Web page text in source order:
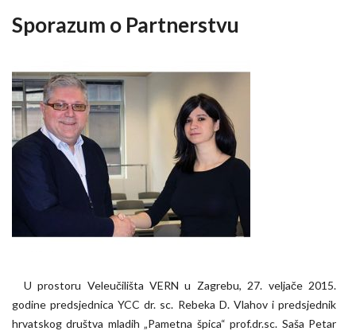
Sporazum o Partnerstvu
U prostoru Veleučilišta VERN u Zagrebu, 27. veljače 2015.
godine predsjednica YCC dr. sc. Rebeka D. Vlahov i predsjednik
hrvatskog društva mladih „Pametna špica“ prof.dr.sc. Saša Petar